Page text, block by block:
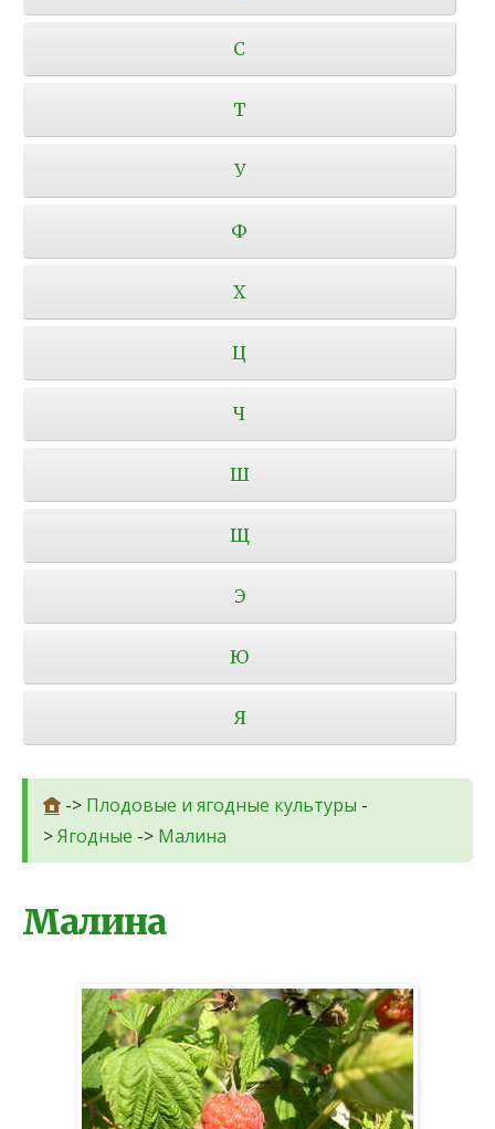
С
Т
У
Ф
Х
Ц
Ч
Ш
Щ
Э
Ю
Я
-> Плодовые и ягодные культуры -
>Ягодные -> Малина
Малина